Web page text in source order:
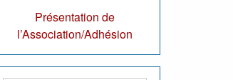
Présentation de
l’Association/Adhésion